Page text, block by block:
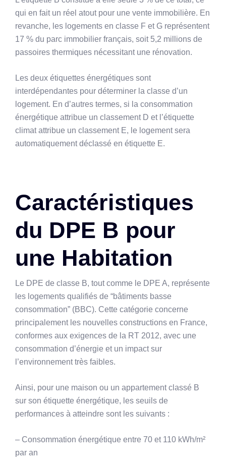
qui en fait un réel atout pour une vente immobilière. En
revanche, les logements en classe F et G représentent
17 % du parc immobilier français, soit 5,2 millions de
passoires thermiques nécessitant une rénovation.
Les deux étiquettes énergétiques sont
interdépendantes pour déterminer la classe d’un
logement. En d’autres termes, si la consommation
énergétique attribue un classement D et l’étiquette
climat attribue un classement E, le logement sera
automatiquement déclassé en étiquette E.
Caractéristiques
du DPE B pour
une Habitation
Le DPE de classe B, tout comme le DPE A, représente
les logements qualifiés de “bâtiments basse
consommation” (BBC). Cette catégorie concerne
principalement les nouvelles constructions en France,
conformes aux exigences de la RT 2012, avec une
consommation d’énergie et un impact sur
l’environnement très faibles.
Ainsi, pour une maison ou un appartement classé B
sur son étiquette énergétique, les seuils de
performances à atteindre sont les suivants :
– Consommation énergétique entre 70 et 110 kWh/m²
par an